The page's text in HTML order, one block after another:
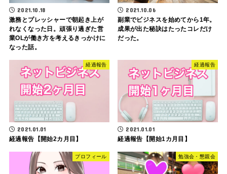
2021.10.18
激務とプレッシャーで朝起き上が
れなくなった日。頑張り過ぎた営
業OLが働き方を考えるきっかけに
なった話。
2021.10.06
副業でビジネスを始めてから1年。
成果が出た秘訣はたったコレだけ
だった。
経過報告
2021.01.01
経過報告【開始2カ月目】
経過報告
2021.01.01
経過報告【開始1カ月目】
プロフィール 勉強会・懇親会